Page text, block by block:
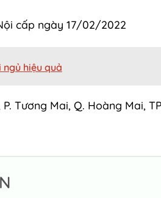
cấp ngày 17/02/2022
hiệu quả
Tương Mai, Q. Hoàng Mai,